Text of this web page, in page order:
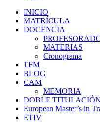
INICIO
MATRÍCULA
DOCENCIA
MATERIAS
Cronograma
TFM
BLOG
CAM
MEMORIA
DOBLE TITULACIÓN
European Master’s in
ETIV